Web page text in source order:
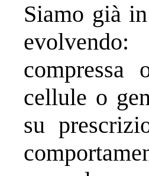
Siamo già
compressa
cellule o
su